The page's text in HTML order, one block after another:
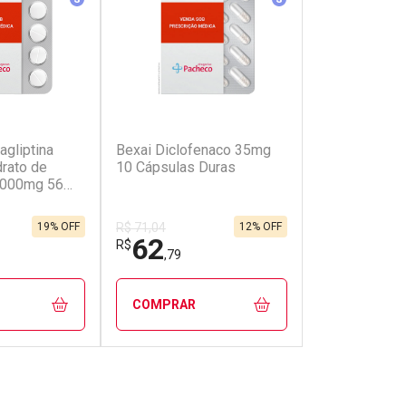
de
56
19% OFF
Bexai Diclofenaco 35mg
10 Cápsulas Duras
R$ 71,04
R$62,79
12% OFF
COMPRAR